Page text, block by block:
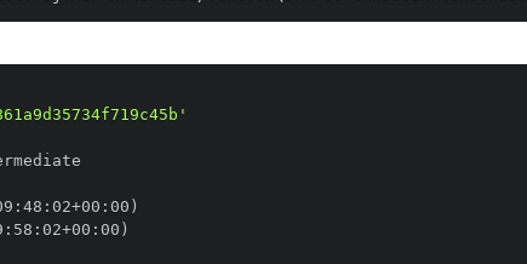
: 48 : 02+00 :
: 58 : 02+00 :